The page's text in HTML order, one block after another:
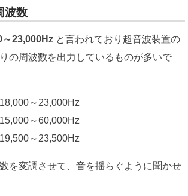
波数
～23,000Hz と言われており超音波装置の
の周波数を出力しているものが多いで
～23,000Hz
～60,000Hz
～23,500Hz
を変調させて、音を揺らぐように聞かせ